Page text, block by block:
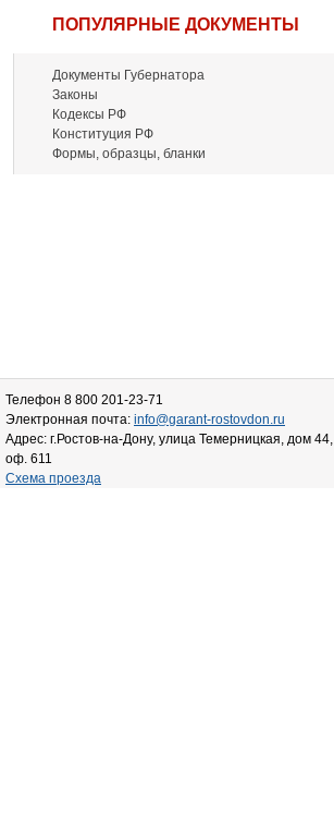
ПОПУЛЯРНЫЕ ДОКУМЕНТЫ
Документы Губернатора
Законы
Кодексы РФ
Конституция РФ
Формы, образцы, бланки
Телефон 8 800 201-23-71
Электронная почта: info@garant-rostovdon.ru
Адрес: г.Ростов-на-Дону, улица Темерницкая, дом 44,
оф. 611
Схема проезда